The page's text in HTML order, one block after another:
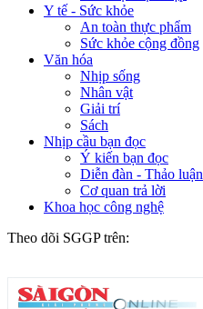
Y tế - Sức khỏe
An toàn thực phẩm
Sức khỏe cộng đồng
Văn hóa
Nhịp sống
Nhân vật
Giải trí
Sách
Nhịp cầu bạn đọc
Ý kiến bạn đọc
Diễn đàn - Thảo luận
Cơ quan trả lời
Khoa học công nghệ
Theo dõi SGGP trên: